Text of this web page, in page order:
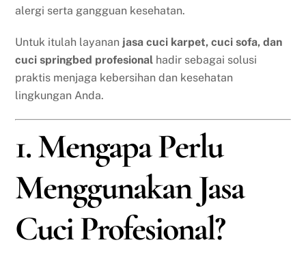
alergi serta gangguan kesehatan.
Untuk itulah layanan jasa cuci karpet, cuci sofa, dan
cuci springbed profesional hadir sebagai solusi
praktis menjaga kebersihan dan kesehatan
lingkungan Anda.
1. Mengapa Perlu
Menggunakan Jasa
Cuci Profesional?